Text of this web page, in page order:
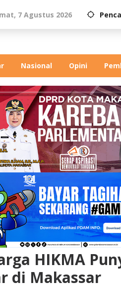
7 Agustus 2026
Nasional Opini
HIKMA
di Makassar